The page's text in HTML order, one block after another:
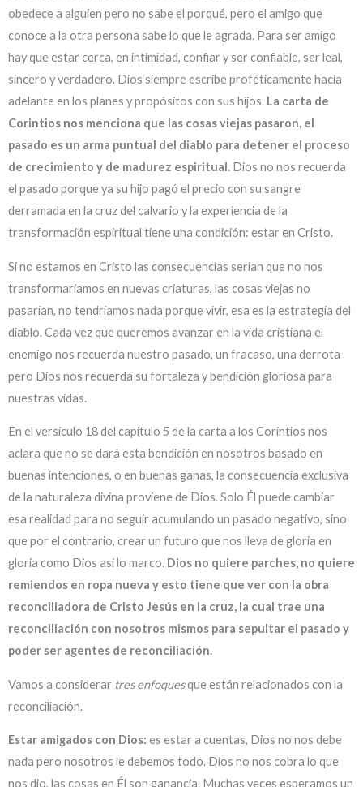
obedece a alguien pero no sabe el porqué, pero el amigo que
conoce a la otra persona sabe lo que le agrada. Para ser amigo
hay que estar cerca, en intimidad, confiar y ser confiable, ser leal,
sincero y verdadero. Dios siempre escribe proféticamente hacia
adelante en los planes y propósitos con sus hijos. La carta de
Corintios nos menciona que las cosas viejas pasaron, el
pasado es un arma puntual del diablo para detener el proceso
de crecimiento y de madurez espiritual. Dios no nos recuerda
el pasado porque ya su hijo pagó el precio con su sangre
derramada en la cruz del calvario y la experiencia de la
transformación espiritual tiene una condición: estar en Cristo.
Si no estamos en Cristo las consecuencias serían que no nos
transformaríamos en nuevas criaturas, las cosas viejas no
pasarían, no tendríamos nada porque vivir, esa es la estrategia del
diablo. Cada vez que queremos avanzar en la vida cristiana el
enemigo nos recuerda nuestro pasado, un fracaso, una derrota
pero Dios nos recuerda su fortaleza y bendición gloriosa para
nuestras vidas.
En el versículo 18 del capítulo 5 de la carta a los Corintios nos
aclara que no se dará esta bendición en nosotros basado en
buenas intenciones, o en buenas ganas, la consecuencia exclusiva
de la naturaleza divina proviene de Dios. Solo Él puede cambiar
esa realidad para no seguir acumulando un pasado negativo, sino
que por el contrario, crear un futuro que nos lleva de gloria en
gloria como Dios así lo marco. Dios no quiere parches, no quiere
remiendos en ropa nueva y esto tiene que ver con la obra
reconciliadora de Cristo Jesús en la cruz, la cual trae una
reconciliación con nosotros mismos para sepultar el pasado y
poder ser agentes de reconciliación.
Vamos a considerar tres enfoquesque están relacionados con la
reconciliación.
Estar amigados con Dios: es estar a cuentas, Dios no nos debe
nada pero nosotros le debemos todo. Dios no nos cobra lo que
nos dio, las cosas en Él son ganancia. Muchas veces esperamos un